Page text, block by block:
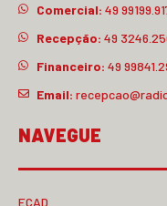
Comercial: 49
Recepção: 49
Financeiro: 49
Email:
NAVEGUE
ECAD